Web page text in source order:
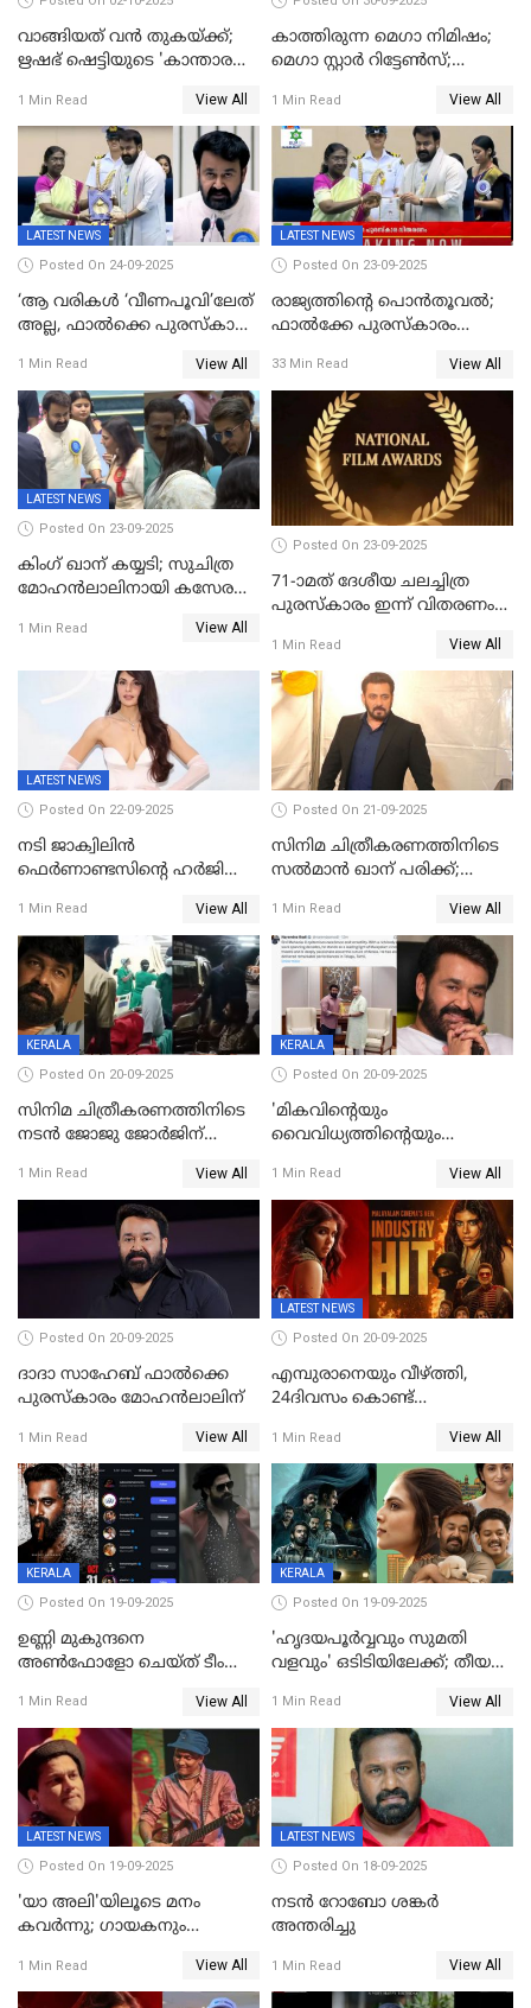
വാങ്ങിയത് വൻ തുകയ്ക്ക്;
ഋഷഭ് ഷെട്ടിയുടെ 'കാന്താര
കാണാം
1 Min Read View All
കാത്തിരുന്ന മെഗാ നിമിഷം;
മെഗാ സ്റ്റാർ റിട്ടേൺസ്;
ക്യാമറയ്ക്ക് മുന്നിലേക്ക്
1 Min Read View All
LATEST NEWS
Posted On 24-09-2025
‘ആ വരികള്‍ ‘വീണപൂവി’ലേത്
അല്ല, ഫാൽക്കെ പുരസ്‌കാരം
മോഹന്‍ലാല്‍ ഉദ്ധരിച്ച
വരികളെ ചൊല്ലി
സാമൂഹികമാധ്യമങ്ങളില്‍
ചര്‍ച്ച
1 Min Read View All
LATEST NEWS
Posted On 23-09-2025
രാജ്യത്തിന്റെ പൊൻതൂവൽ;
ഫാൽക്കേ പുരസ്കാരം
സിനിമ ആത്മാവിന്റെ
സ്പന്ദനമെന്ന് ലാൽ;
ഉർവശിക്കും വിജയരാഘവനും
ദേശീയ അവാർഡ്
33 Min Read View All
LATEST NEWS
Posted On 23-09-2025
കിംഗ് ഖാന് കയ്യടി; സുചിത്ര
മോഹൻലാലിനായി കസേര
ഖാൻ
1 Min Read View All
Posted On 23-09-2025
71-ാമത് ദേശീയ ചലച്ചിത്ര
പുരസ്‌കാരം ഇന്ന് വിതരണം
1 Min Read View All
LATEST NEWS
Posted On 22-09-2025
നടി ജാക്വിലിന്‍
ഫെര്‍ണാണ്ടസിന്റെ ഹര്‍ജി
1 Min Read View All
Posted On 21-09-2025
സിനിമ ചിത്രീകരണത്തിനിടെ
സൽമാൻ ഖാന് പരിക്ക്;
മുംബൈയിലേക്ക് മടങ്ങി
1 Min Read View All
KERALA
Posted On 20-09-2025
സിനിമ ചിത്രീകരണത്തിനിടെ
നടൻ ജോജു ജോർജിന്
പറമ്പോലും ഈ സമയം
ജീപ്പിൽ
1 Min Read View All
KERALA
Posted On 20-09-2025
'മികവിന്റെയും
വൈവിധ്യത്തിന്റെയും
അഭിനന്ദിച്ച് പ്രധാനമന്ത്രി
1 Min Read View All
Posted On 20-09-2025
ദാദാ സാഹേബ് ഫാൽക്കെ
പുരസ്‌കാരം മോഹൻലാലിന്
1 Min Read View All
LATEST NEWS
Posted On 20-09-2025
എമ്പുരാനെയും വീഴ്ത്തി,
24ദിവസം കൊണ്ട്
ഇൻഡസ്ട്രി ഹിറ്റ്;
റെക്കോർഡുമായി ലോക
1 Min Read View All
KERALA
Posted On 19-09-2025
ഉണ്ണി മുകുന്ദനെ
അൺഫോളോ ചെയ്ത് ടീം
മാർക്കോയിൽ യാഷ്,
പൃഥ്വിരാജ്,
മമ്മുട്ടി,മോഹൻലാൽ..ചർച്ചകളുമായി
സൈബർലോകവും
1 Min Read View All
KERALA
Posted On 19-09-2025
'ഹൃദയപൂര്‍വ്വവും സുമതി
വളവും' ഒടിടിയിലേക്ക്; തീയതി
1 Min Read View All
LATEST NEWS
Posted On 19-09-2025
'യാ അലി'യിലൂടെ മനം
കവർന്നു; ഗായകനും
അന്തരിച്ചു
1 Min Read View All
LATEST NEWS
Posted On 18-09-2025
നടൻ റോബോ ശങ്കർ
അന്തരിച്ചു
1 Min Read View All